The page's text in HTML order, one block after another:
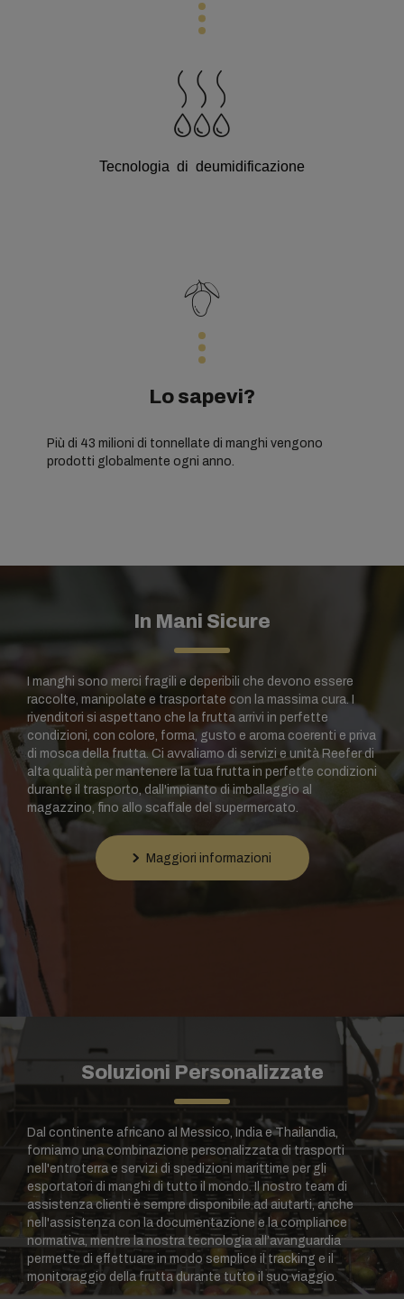
Tecnologia di deumidificazione
Lo sapevi?
Più di 43 milioni di tonnellate di manghi vengono
prodotti globalmente ogni anno.
In Mani Sicure
I manghi sono merci fragili e deperibili che devono essere
raccolte, manipolate e trasportate con la massima cura. I
rivenditori si aspettano che la frutta arrivi in perfette
condizioni, con colore, forma, gusto e aroma coerenti e priva
di mosca della frutta. Ci avvaliamo di servizi e unità Reefer di
alta qualità per mantenere la tua frutta in perfette condizioni
durante il trasporto, dall'impianto di imballaggio al
magazzino, fino allo scaffale del supermercato.
Maggiori informazioni
Soluzioni Personalizzate
Dal continente africano al Messico, India e Thailandia,
forniamo una combinazione personalizzata di trasporti
nell'entroterra e servizi di spedizioni marittime per gli
esportatori di manghi di tutto il mondo. Il nostro team di
assistenza clienti è sempre disponibile ad aiutarti, anche
nell'assistenza con la documentazione e la compliance
normativa, mentre la nostra tecnologia all’avanguardia
permette di effettuare in modo semplice il tracking e il
monitoraggio della frutta durante tutto il suo viaggio.